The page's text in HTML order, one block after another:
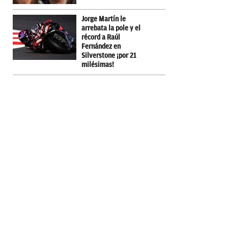
Jorge Martín le
arrebata la pole y el
récord a Raúl
Fernández en
Silverstone ¡por 21
milésimas!